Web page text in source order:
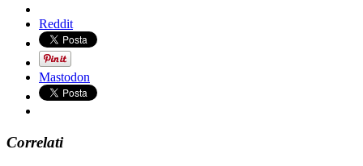
Reddit
Mastodon
Correlati